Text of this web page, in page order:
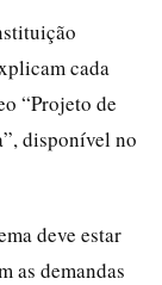
cada
“Projeto de
disponível no
deve estar
as demandas